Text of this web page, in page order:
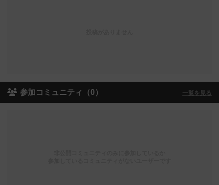
参加コミュニティ（0） 一覧を見る